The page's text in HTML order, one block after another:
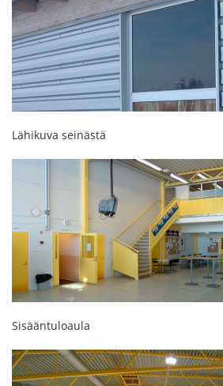
Lähikuva seinästä
Sisääntuloaula